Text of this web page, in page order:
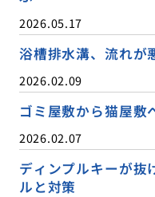
2026.05.17
浴槽排水溝、流れが
2026.02.09
ゴミ屋敷から猫屋敷
2026.02.07
ディンプルキーが抜
ルと対策